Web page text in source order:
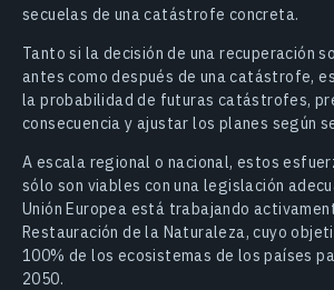
secuelas de una catástrofe concreta.
Tanto si la decisión de una recuperación
antes como después de una catástrofe,
la probabilidad de futuras catástrofes,
consecuencia y ajustar los planes según
A escala regional o nacional, estos
sólo son viables con una legislación
Unión Europea está trabajando
Restauración de la Naturaleza, cuyo
100% de los ecosistemas de los países
2050.